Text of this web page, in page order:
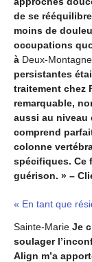
de se
moins de
occupations
à Deux-
persistantes
traitement chez
remarquable,
aussi au niveau
comprend
colonne
spécifiques. Ce
guérison. » –
« En tant que
Sainte-Marie Je
soulager
Align m’a